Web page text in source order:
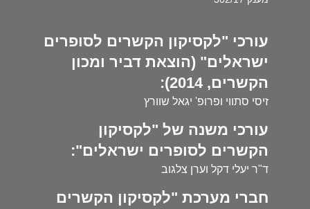
עורכי "לקסיקון הקשרים לסופרים
ישראלים" (הוצאת דביר ומכון
הקשרים, 2014):
זיסי סתווי ופרופ' יגאל שוורץ
עורכי משנה של "לקסיקון
הקשרים לסופרים ישראלים":
ד"ר יעלי דקל וערן צלגוב
חברי מערכת "לקסיקון הקשרים